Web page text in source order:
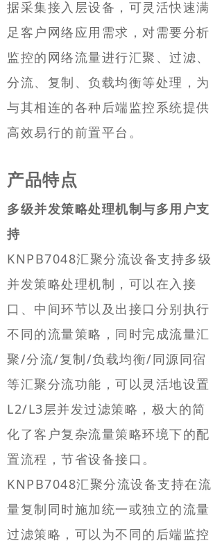
据采集接入层设备，可灵活快速满
足客户网络应用需求，对需要分析
监控的网络流量进行汇聚、过滤、
分流、复制、负载均衡等处理，为
与其相连的各种后端监控系统提供
高效易行的前置平台。
产品特点
多级并发策略处理机制与多用户支
持
KNPB7048汇聚分流设备支持多级
并发策略处理机制，可以在入接
口、中间环节以及出接口分别执行
不同的流量策略，同时完成流量汇
聚/分流/复制/负载均衡/同源同宿
等汇聚分流功能，可以灵活地设置
L2/L3层并发过滤策略，极大的简
化了客户复杂流量策略环境下的配
置流程，节省设备接口。
KNPB7048汇聚分流设备支持在流
量复制同时施加统一或独立的流量
过滤策略，可以为不同的后端监控